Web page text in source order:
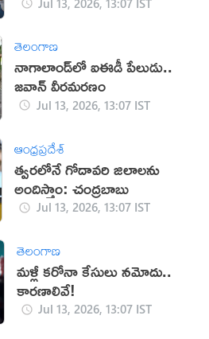
తెలంగాణ
నాగాలాండ్‌లో ఐఈడీ పేలుడు..
జవాన్ వీరమరణం
Jul 13, 2026, 13:07 IST
ఆంధ్రప్రదేశ్
త్వరలోనే గోదావరి జిలాలను
అందిస్తాం: చంద్రబాబు
Jul 13, 2026, 13:07 IST
తెలంగాణ
మళ్లీ కరోనా కేసులు నమోదు..
కారణాలివే!
Jul 13, 2026, 13:07 IST